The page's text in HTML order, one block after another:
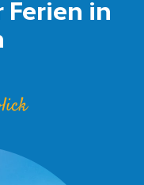
Ferien in